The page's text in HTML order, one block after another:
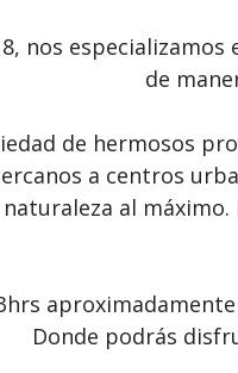
nos
de
de hermosos
a centros
al
Donde podrás